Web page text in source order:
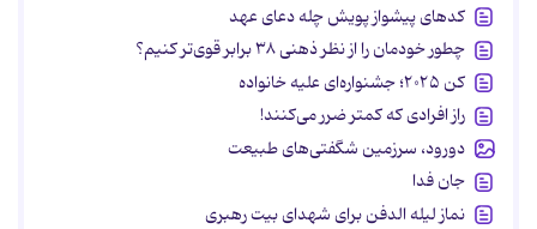
کدهای پیشواز پویش چله دعای عهد
چطور خودمان را از نظر ذهنی ۳۸ برابر قوی‌تر کنیم؟
کن ۲۰۲۵؛ جشنواره‌ای علیه خانواده
راز افرادی که کمتر ضرر می‌کنند!
دورود، سرزمین شگفتی‌های طبیعت
جان فدا
نماز لیله الدفن برای شهدای بیت رهبری